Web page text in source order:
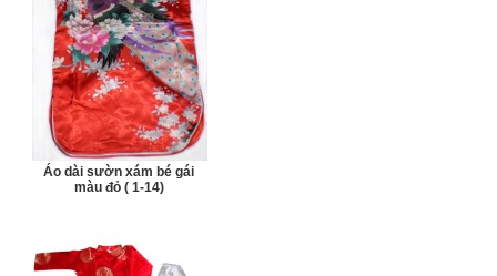
Áo dài sườn xám bé gái
màu đỏ ( 1-14)